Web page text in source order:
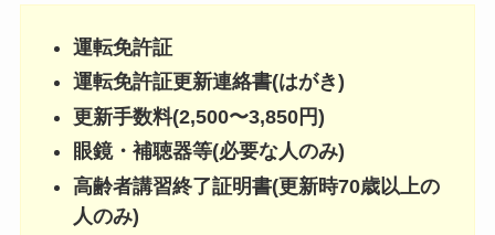
運転免許証
運転免許証更新連絡書(はがき)
更新手数料(2,500〜3,850円)
眼鏡・補聴器等(必要な人のみ)
高齢者講習終了証明書(更新時70歳以上の
人のみ)